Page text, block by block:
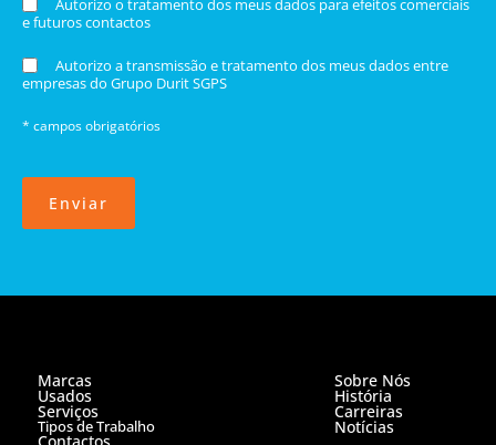
Autorizo o tratamento dos meus dados para efeitos comerciais
e futuros contactos
Autorizo a transmissão e tratamento dos meus dados entre
empresas do Grupo Durit SGPS
* campos obrigatórios
Enviar
Marcas
Usados
Serviços
Tipos de Trabalho
Sobre Nós
História
Carreiras
Notícias